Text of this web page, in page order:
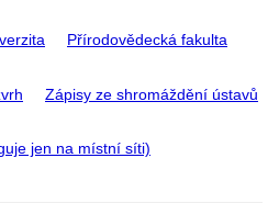
Přírodovědecká fakulta
Zápisy ze shromáždění ústavů
jen na místní síti)